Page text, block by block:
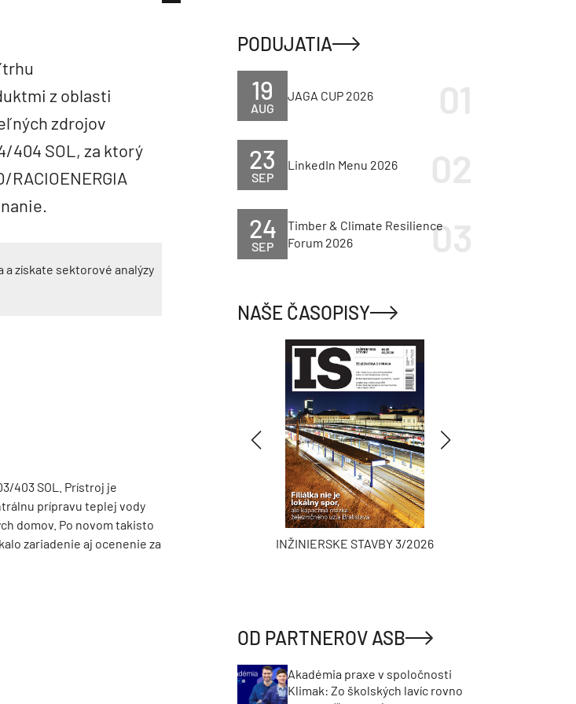
z oblasti
zdrojov
404 SOL, za ktorý
získate sektorové analýzy
403 SOL. Prístroj je
prípravu teplej vody
domov. Po novom takisto
zariadenie aj ocenenie za
PODUJATIA
AUG
19 JAGA CUP 2026
SEP
23 LinkedIn Menu 2026
SEP
24
Timber & Climate Resilience
Forum 2026
NAŠE ČASOPISY
TZB HAUSTECHNIK 3/2026 INŽINIERSKE STAVBY 3/2026
OD PARTNEROV ASB
Akadémia praxe v spoločnosti
Klimak: Zo školských lavíc rovno